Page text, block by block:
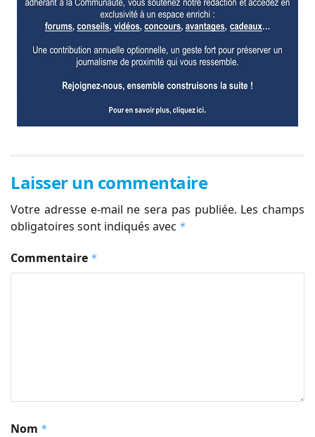
Laisser un commentaire
Votre adresse e-mail ne sera pas publiée. Les champs
obligatoires sont indiqués avec *
Commentaire *
Nom *